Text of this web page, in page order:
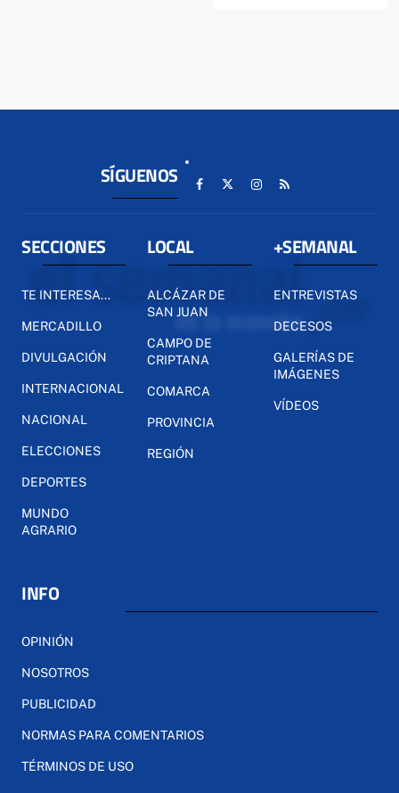
SÍGUENOS
SECCIONES
TE INTERESA...
MERCADILLO
DIVULGACIÓN
INTERNACIONAL
NACIONAL
ELECCIONES
DEPORTES
MUNDO
AGRARIO
LOCAL
ALCÁZAR DE
SAN JUAN
CAMPO DE
CRIPTANA
COMARCA
PROVINCIA
REGIÓN
+SEMANAL
ENTREVISTAS
DECESOS
GALERÍAS DE
IMÁGENES
VÍDEOS
INFO
OPINIÓN
NOSOTROS
PUBLICIDAD
NORMAS PARA COMENTARIOS
TÉRMINOS DE USO